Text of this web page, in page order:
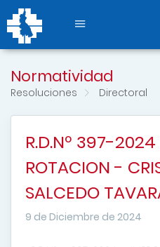
Normatividad
Resoluciones Directoral
R.D.Nº 397-2024
ROTACION -
SALCEDO
9 de Diciembre de 2024